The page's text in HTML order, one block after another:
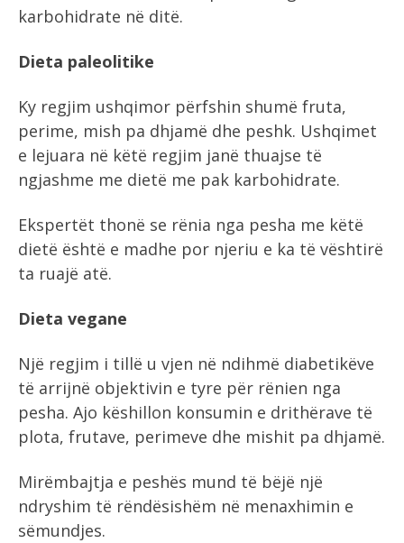
karbohidrate në ditë.
Dieta paleolitike
Ky regjim ushqimor përfshin shumë fruta,
perime, mish pa dhjamë dhe peshk. Ushqimet
e lejuara në këtë regjim janë thuajse të
ngjashme me dietë me pak karbohidrate.
Ekspertët thonë se rënia nga pesha me këtë
dietë është e madhe por njeriu e ka të vështirë
ta ruajë atë.
Dieta vegane
Një regjim i tillë u vjen në ndihmë diabetikëve
të arrijnë objektivin e tyre për rënien nga
pesha. Ajo këshillon konsumin e drithërave të
plota, frutave, perimeve dhe mishit pa dhjamë.
Mirëmbajtja e peshës mund të bëjë një
ndryshim të rëndësishëm në menaxhimin e
sëmundjes.